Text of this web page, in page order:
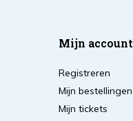
Mijn account
Registreren
Mijn bestellingen
Mijn tickets